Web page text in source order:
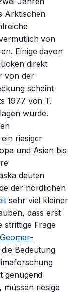
Arktischen
von
Einige davon
direkt
von der
scheint
1977 von T.
wurde.
riesiger
und Asien bis
deuten
der nördlichen
sehr viel kleiner
dass erst
strittige Frage
Geomar-
Bedeutung
genügend
riesige